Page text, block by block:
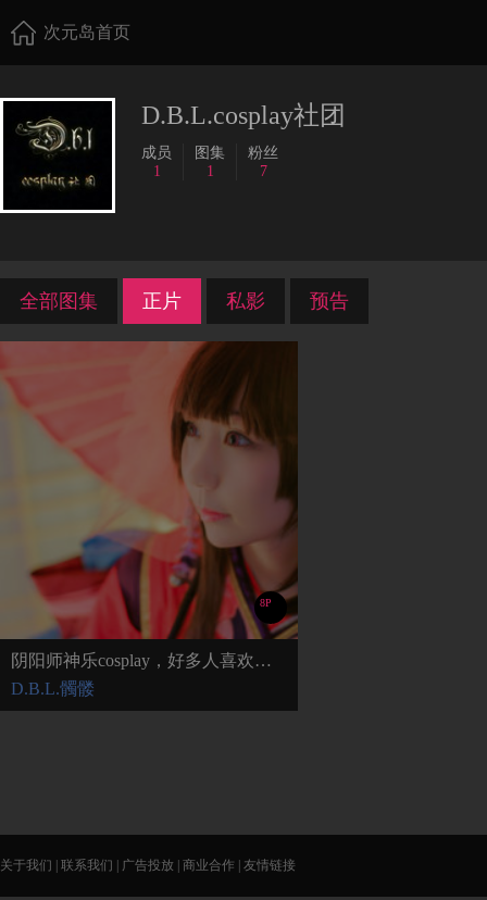
次元岛首页
D.B.L.cosplay社团
成员
1
图集
1
粉丝
7
全部图集 正片 私影 预告
8P
阴阳师神乐cosplay，好多人喜欢这个角色呀
D.B.L.髑髅
关于我们 联系我们 广告投放 商业合作 友情链接